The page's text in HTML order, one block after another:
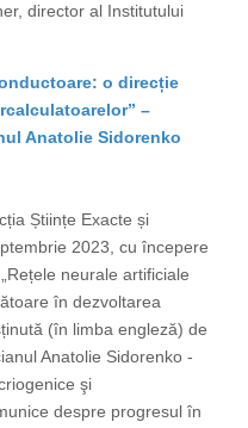
director al Institutului
o direcție
–
Anatolie Sidorenko
Științe Exacte și
2023, cu începere
neurale artificiale
în dezvoltarea
(în limba engleză) de
Anatolie Sidorenko -
şi
despre progresul în